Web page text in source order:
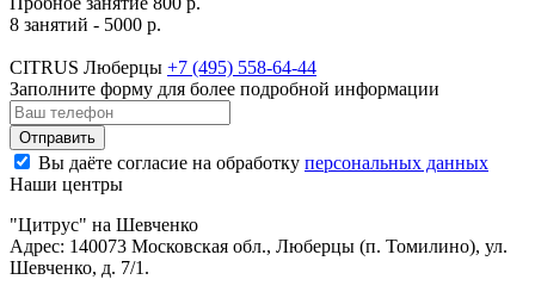
8 занятий - 5000 р.
CITRUS Люберцы +7 (495) 558-64-44
Заполните форму для более подробной информации
Отправить
Вы даёте согласие на обработку персональных данных
Наши центры
"Цитрус" на Шевченко
Адрес: 140073 Московская обл., Люберцы (п. Томилино), ул.
Шевченко, д. 7/1.